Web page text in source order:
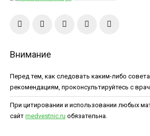
Внимание
Перед тем, как следовать каким-либо
рекомендациям, проконсультируйтесь с
При цитировании и использовании любых
сайт medvestnic.ru обязательна.